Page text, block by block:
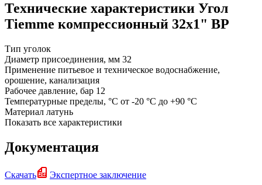
Технические характеристики Угол
Tiemme компрессионный 32x1" ВР
Тип уголок
Диаметр присоединения, мм 32
Применение питьевое и техническое водоснабжение,
орошение, канализация
Рабочее давление, бар 12
Температурные пределы, °C от -20 °C до +90 °C
Материал латунь
Показать все характеристики
Документация
Скачать Экспертное заключение